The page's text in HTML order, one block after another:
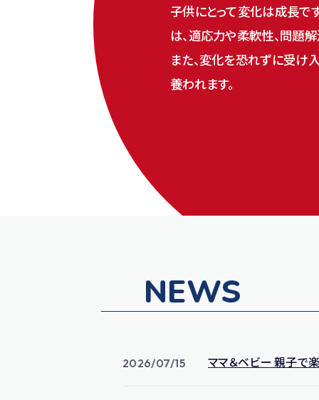
子供にとって変化は成長で
は、適応力や柔軟性、問題
また、変化を恐れずに受け
養われます。
NEWS
2026/07/15 ママ＆ベビー 親子で楽